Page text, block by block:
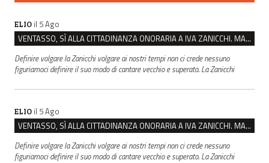
ELIO il 5 Ago
VENTASSO, SÌ ALLA CITTADINANZA ONORARIA A IVA ZANICCHI. MA BARGIACCHI: “È DI PESSIMO GUSTO”
Definire volgare la Zanicchi volgare ai nostri tempi non ci crede nessuno
figuriamoci definire il suo modo di cantare vecchio e superato. La Zanicchi
ELIO il 5 Ago
VENTASSO, SÌ ALLA CITTADINANZA ONORARIA A IVA ZANICCHI. MA BARGIACCHI: “È DI PESSIMO GUSTO”
Definire volgare la Zanicchi volgare ai nostri tempi non ci crede nessuno
figuriamoci definire il suo modo di cantare vecchio e superato. La Zanicchi